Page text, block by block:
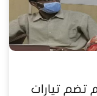
تضم تيارات